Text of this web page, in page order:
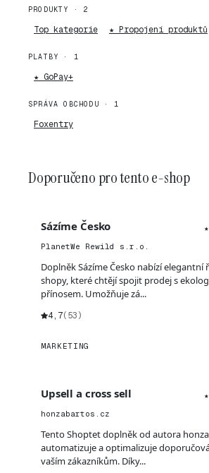
PRODUKTY · 2
Top kategorie ★ Propojení produktů
PLATBY · 1
★ GoPay+
SPRÁVA OBCHODU · 1
Foxentry
Doporučeno pro tento e-shop
Sázíme Česko
PlanetWe Rewild s.r.o.
Doplněk Sázíme Česko nabízí elegantní
shopy, které chtějí spojit prodej s
přínosem. Umožňuje zá...
4,7(53)
MARKETING
Upsell a cross sell
honzabartos.cz
Tento Shoptet doplněk od autora
automatizuje a optimalizuje
vaším zákazníkům. Díky...